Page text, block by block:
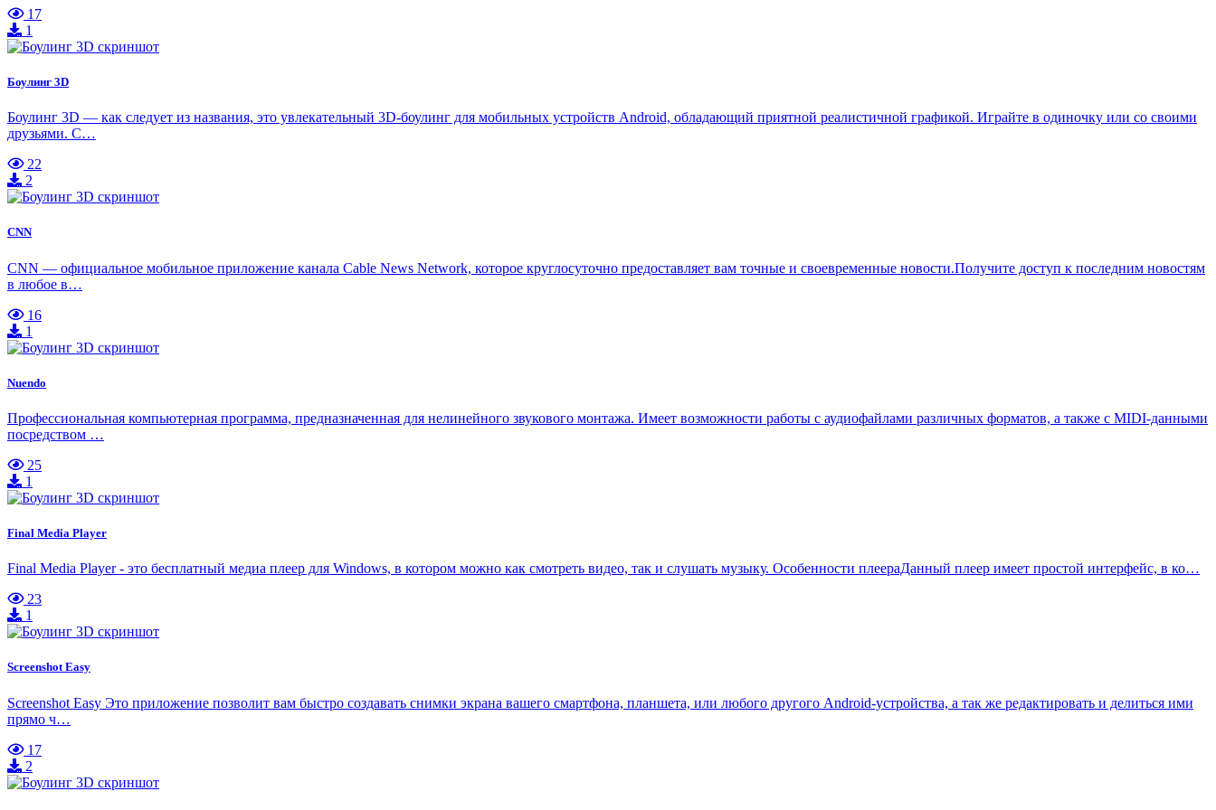
17
1
Боулинг 3D
Боулинг 3D — как следует из названия, это увлекательный 3D-боулинг для мобильных устройств Android, обладающий приятной реалистичной графикой. Играйте в одиночку или со своими
друзьями. С…
22
2
CNN
CNN — официальное мобильное приложение канала Cable News Network, которое круглосуточно предоставляет вам точные и своевременные новости.Получите доступ к последним новостям
в любое в…
16
1
Nuendo
Профессиональная компьютерная программа, предназначенная для нелинейного звукового монтажа. Имеет возможности работы с аудиофайлами различных форматов, а также с MIDI-данными
посредством …
25
1
Final Media Player
Final Media Player - это бесплатный медиа плеер для Windows, в котором можно как смотреть видео, так и слушать музыку. Особенности плеераДанный плеер имеет простой интерфейс, в ко…
23
1
Screenshot Easy
Screenshot Easy Это приложение позволит вам быстро создавать снимки экрана вашего смартфона, планшета, или любого другого Android-устройства, а так же редактировать и делиться ими
прямо ч…
17
2